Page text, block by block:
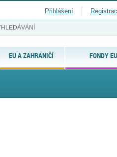
EU A ZAHRANIČÍ FONDY EU
Přihlášení